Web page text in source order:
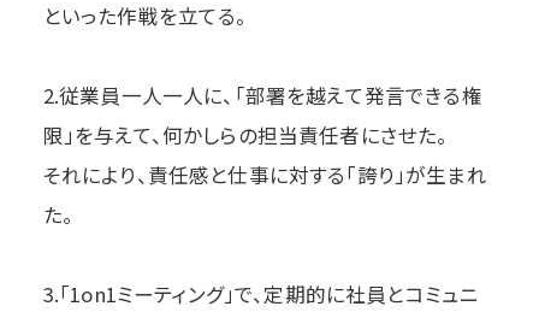
といった作戦を立てる。
2.従業員一人一人に、「部署を越えて発言できる権
限」を与えて、何かしらの担当責任者にさせた。
それにより、責任感と仕事に対する「誇り」が生まれ
た。
3.「1on1ミーティング」で、定期的に社員とコミュニ